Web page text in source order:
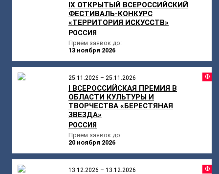
IX ОТКРЫТЫЙ ВСЕРОССИЙСКИЙ
ФЕСТИВАЛЬ-КОНКУРС
«ТЕРРИТОРИЯ ИСКУССТВ»
РОССИЯ
Приём заявок до:
13 ноября 2026
25.11.2026 – 25.11.2026
I ВСЕРОССИЙСКАЯ ПРЕМИЯ В
ОБЛАСТИ КУЛЬТУРЫ И
ТВОРЧЕСТВА «БЕРЕСТЯНАЯ
ЗВЕЗДА»
РОССИЯ
Приём заявок до:
20 ноября 2026
13.12.2026 – 13.12.2026